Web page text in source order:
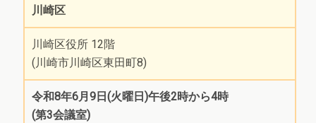
川崎区
川崎区役所 12階
(川崎市川崎区東田町8)
令和8年6月9日(火曜日)午後2時から4時
(第3会議室)